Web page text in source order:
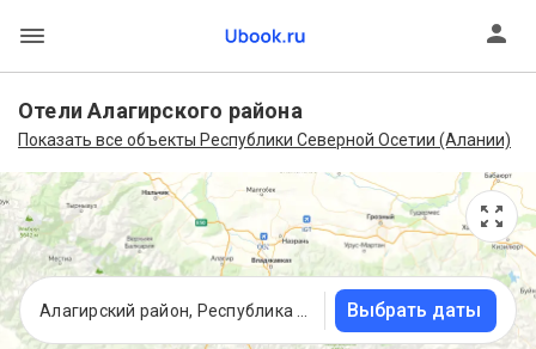
Отели Алагирского района
Показать все объекты Республики Северной Осетии (Алании)
Выбрать даты